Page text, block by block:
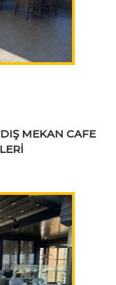
MEKAN CAFE